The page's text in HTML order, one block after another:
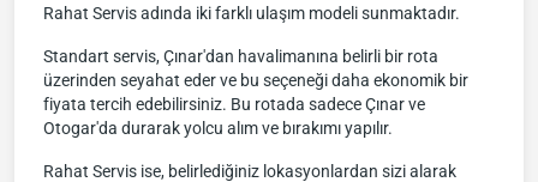
Rahat Servis adında iki farklı ulaşım modeli sunmaktadır.
Standart servis, Çınar'dan havalimanına belirli bir rota
üzerinden seyahat eder ve bu seçeneği daha ekonomik bir
fiyata tercih edebilirsiniz. Bu rotada sadece Çınar ve
Otogar'da durarak yolcu alım ve bırakımı yapılır.
Rahat Servis ise, belirlediğiniz lokasyonlardan sizi alarak